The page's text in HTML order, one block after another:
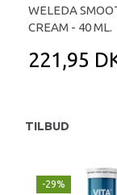
WELEDA
CREAM - 40 ML.
221,95
TILBUD
-29%